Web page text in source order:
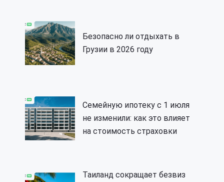
Безопасно ли отдыхать в
Грузии в 2026 году
Семейную ипотеку с 1 июля
не изменили: как это влияет
на стоимость страховки
Таиланд сокращает безвиз